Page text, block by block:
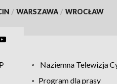
/ WARSZAWA / WROCŁAW
Naziemna Telewizja
Program dla prasy